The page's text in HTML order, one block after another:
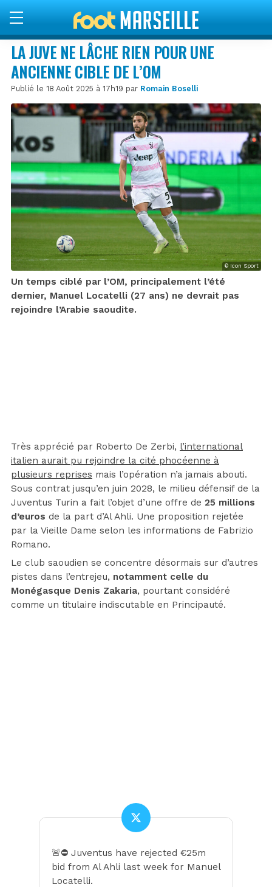
LA JUVE NE LÂCHE RIEN POUR UNE
ANCIENNE CIBLE DE L’OM
Publié le 18 Août 2025 à 17h19 par Romain Boselli
© Icon Sport
Un temps ciblé par l’OM, principalement l’été
dernier, Manuel Locatelli (27 ans) ne devrait pas
rejoindre l’Arabie saoudite.
Très apprécié par Roberto De Zerbi, l’international
italien aurait pu rejoindre la cité phocéenne à
plusieurs reprises mais l’opération n’a jamais abouti.
Sous contrat jusqu’en juin 2028, le milieu défensif de la
Juventus Turin a fait l’objet d’une offre de 25 millions
d’euros de la part d’Al Ahli. Une proposition rejetée
par la Vieille Dame selon les informations de Fabrizio
Romano.
Le club saoudien se concentre désormais sur d’autres
pistes dans l’entrejeu, notamment celle du
Monégasque Denis Zakaria, pourtant considéré
comme un titulaire indiscutable en Principauté.
🚨⛔️ Juventus have rejected €25m
bid from Al Ahli last week for Manuel
Locatelli.